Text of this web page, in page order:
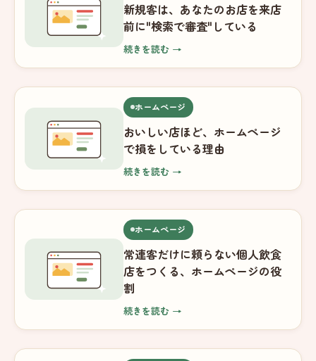
新規客は、あなたのお店を来店
前に"検索で審査"している
続きを読む →
ホームページ
おいしい店ほど、ホームページ
で損をしている理由
続きを読む →
ホームページ
常連客だけに頼らない個人飲食
店をつくる、ホームページの役
割
続きを読む →